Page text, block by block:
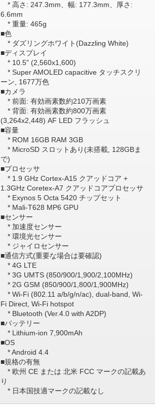
* 高さ: 247.3mm、幅: 177.3mm、厚さ:
6.6mm
* 重量: 465g
■色
* ダズリングホワイト(Dazzling White)
■ディスプレイ
* 10.5" (2,560x1,600)
* Super AMOLED capacitive タッチスクリ
ーン, 1677万色
■カメラ
* 前面: 有効画素数約210万画素
* 背面: 有効画素数約800万画素
(3,264x2,448) AF LED フラッシュ
■容量
* ROM 16GB RAM 3GB
* MicroSD スロットあり(未搭載, 128GBま
で)
■プロセッサ
* 1.9 GHz Cortex-A15 クアッドコア +
1.3GHz Coretex-A7 クアッドコアプロセッサ
* Exynos 5 Octa 5420 チップセット
* Mali-T628 MP6 GPU
■センサー
* 加速度センサー
* 環境光センサー
* ジャイロセンサー
■通信方式(重要な場合は要確認)
* 4G LTE
* 3G UMTS (850/900/1,900/2,100MHz)
* 2G GSM (850/900/1,800/1,900MHz)
* Wi-Fi (802.11 a/b/g/n/ac), dual-band, Wi-
Fi Direct, Wi-Fi hotspot
* Bluetooth (Ver.4.0 with A2DP)
■バッテリー
* Lithium-ion 7,900mAh
■OS
* Android 4.4
■規格の有無
* 欧州 CE または 北米 FCC マークの記載あ
り
* 日本国技適マークの記載なし